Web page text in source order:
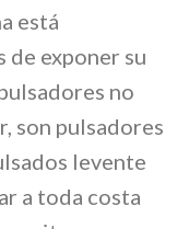
está
de exponer su
no
son pulsadores
levente
a toda costa